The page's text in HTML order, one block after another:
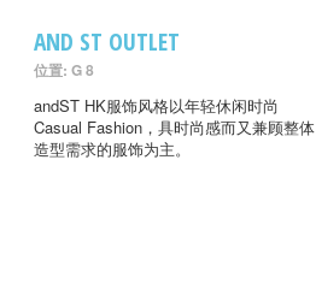
AND ST OUTLET
位置: G 8
andST HK服饰风格以年轻休闲时尚
Casual Fashion，具时尚感而又兼顾整体
造型需求的服饰为主。